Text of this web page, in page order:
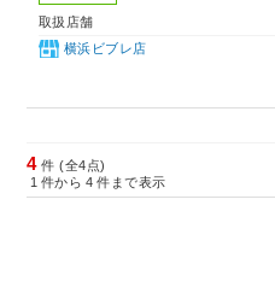
取扱店舗
横浜ビブレ店
4 件 (全4点)
1 件から 4 件まで表示